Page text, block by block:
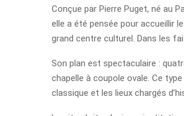
Conçue par Pierre Puget, né au
elle a été pensée pour accueillir
grand centre culturel. Dans les
Son plan est spectaculaire :
chapelle à coupole ovale. Ce
classique et les lieux chargés